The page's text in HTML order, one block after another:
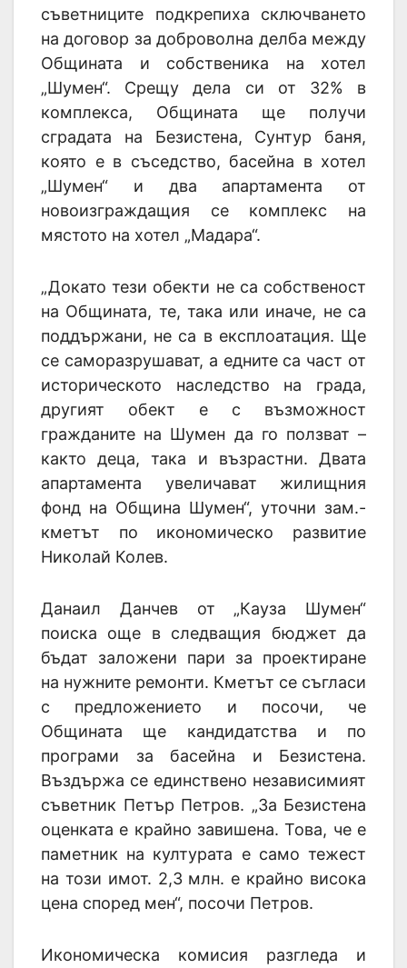
съветниците подкрепиха сключването
на договор за доброволна делба между
Общината и собственика на хотел
„Шумен“. Срещу дела си от 32% в
комплекса, Общината ще получи
сградата на Безистена, Сунтур баня,
която е в съседство, басейна в хотел
„Шумен“ и два апартамента от
новоизграждащия се комплекс на
мястото на хотел „Мадара“.
„Докато тези обекти не са собственост
на Общината, те, така или иначе, не са
поддържани, не са в експлоатация. Ще
се саморазрушават, а едните са част от
историческото наследство на града,
другият обект е с възможност
гражданите на Шумен да го ползват –
както деца, така и възрастни. Двата
апартамента увеличават жилищния
фонд на Община Шумен“, уточни зам.-
кметът по икономическо развитие
Николай Колев.
Данаил Данчев от „Кауза Шумен“
поиска още в следващия бюджет да
бъдат заложени пари за проектиране
на нужните ремонти. Кметът се съгласи
с предложението и посочи, че
Общината ще кандидатства и по
програми за басейна и Безистена.
Въздържа се единствено независимият
съветник Петър Петров. „За Безистена
оценката е крайно завишена. Това, че е
паметник на културата е само тежест
на този имот. 2,3 млн. е крайно висока
цена според мен“, посочи Петров.
Икономическа комисия разгледа и